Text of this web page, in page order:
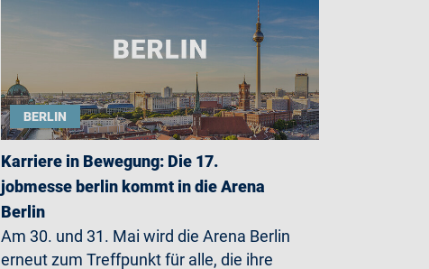
BERLIN
Karriere in Bewegung: Die 17.
jobmesse berlin kommt in die Arena
Berlin
Am 30. und 31. Mai wird die Arena Berlin
erneut zum Treffpunkt für alle, die ihre